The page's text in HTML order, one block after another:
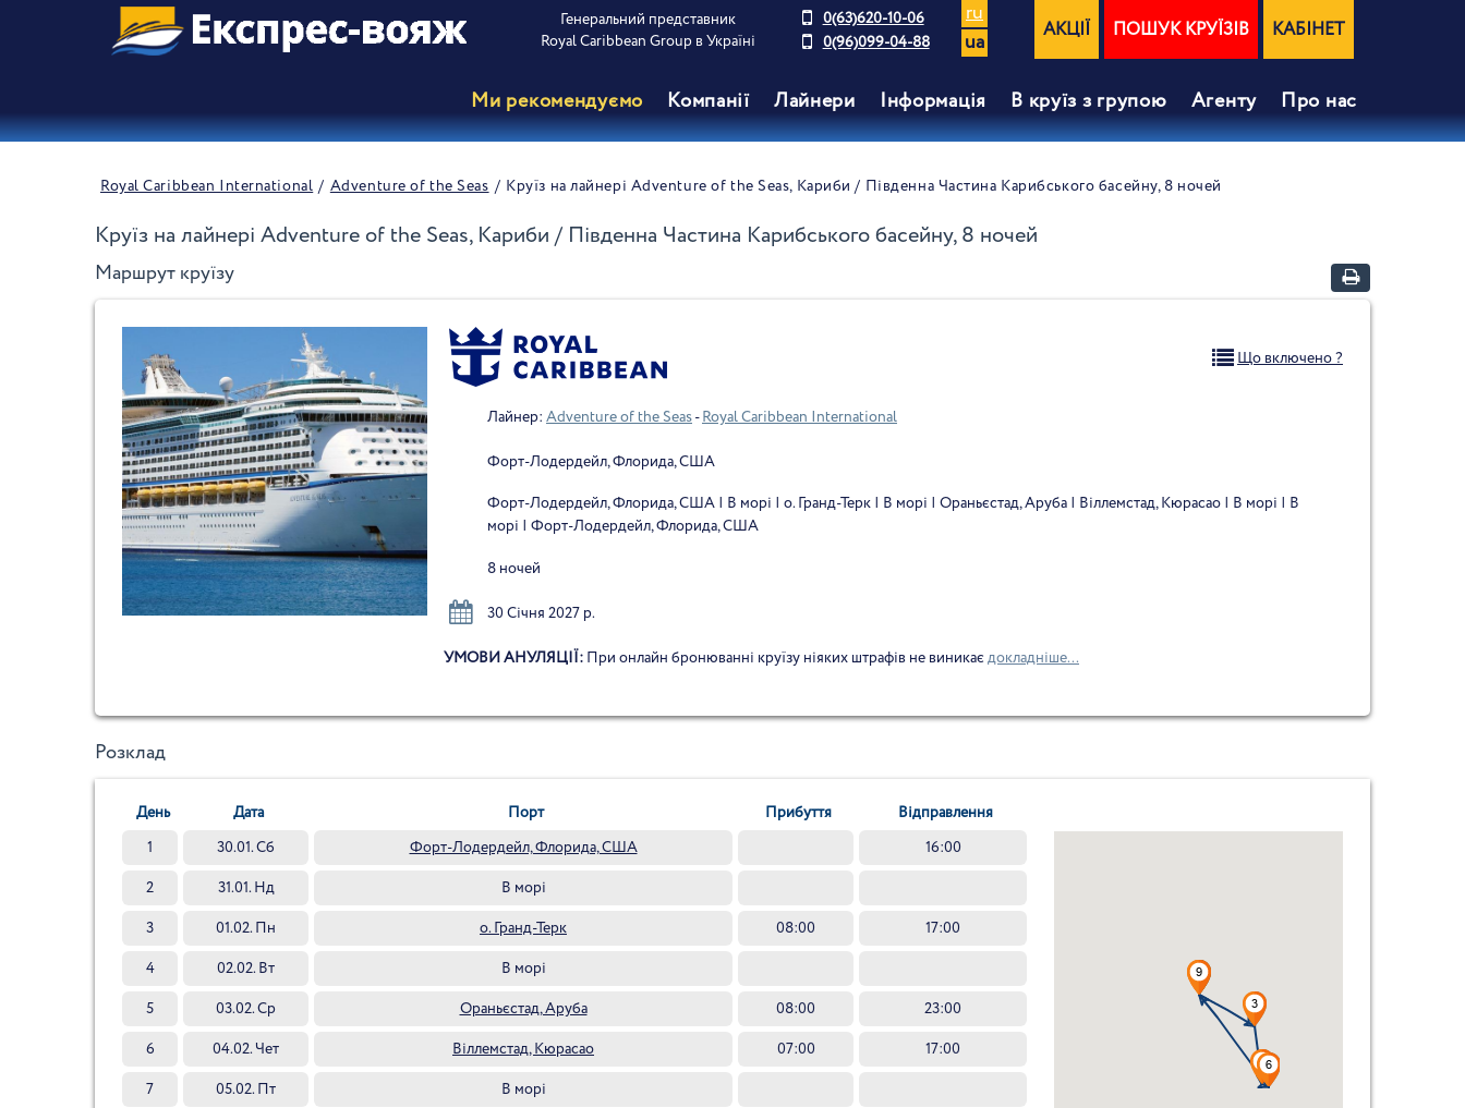
Генеральний представник
Royal Caribbean Group в Україні
0(63)620-10-06
0(96)099-04-88
ru
ua
КАБІНЕТ
ПОШУК КРУЇЗІВ
АКЦІЇ
Ми рекомендуємо Компанії Лайнери Інформація В круїз з групою Агенту Про нас
АКЦІЇ
ПОШУК
КАБІНЕТ
Royal Caribbean International Adventure of the Seas Круїз на лайнері Adventure of the Seas, Кариби / Південна Частина Карибського басейну, 8 ночей
Круїз на лайнері Adventure of the Seas, Кариби / Південна Частина Карибського басейну, 8 ночей
Маршрут круїзу
Що включено ?
Лайнер: Adventure of the Seas-Royal Caribbean International
Форт-Лодердейл, Флорида, США
Форт-Лодердейл, Флорида, США | В морі | о. Гранд-Терк | В морі | Ораньєстад, Аруба | Віллемстад, Кюрасао | В морі | В
морі | Форт-Лодердейл, Флорида, США
8 ночей
30 Січня 2027 р.
УМОВИ АНУЛЯЦІЇ: При онлайн бронюванні круїзу ніяких штрафів не виникає докладніше...
Розклад
День Дата Порт Прибуття
Відправлення
1
30.01. Сб Форт-Лодердейл, Флорида, США
16:00
2
31.01. Нд
В морі
3
01.02. Пн о. Гранд-Терк 08:00
17:00
4
02.02. Вт
В морі
5
03.02. Ср Ораньєстад, Аруба 08:00
23:00
6
04.02. Чет Віллемстад, Кюрасао 07:00
17:00
7
05.02. Пт
В морі